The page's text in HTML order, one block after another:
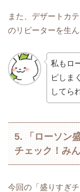
また、デザートカ
のリピーターを生ん
私もロ
ピしま
してら
5. 「ローソン
チェック！み
今回の「盛りすぎ